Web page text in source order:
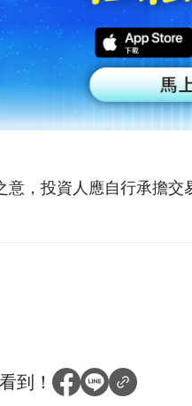
，投資人應自行承擔交
到！